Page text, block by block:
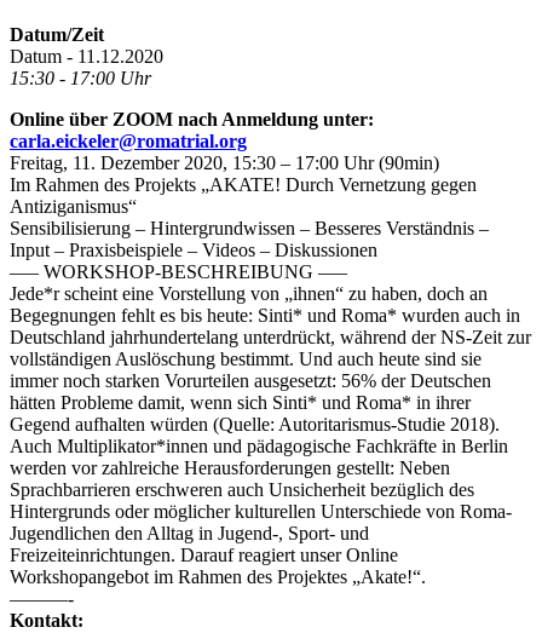
Datum/Zeit
Datum - 11.12.2020
15:30 - 17:00 Uhr
Online über ZOOM nach Anmeldung unter:
carla.eickeler@romatrial.org
Freitag, 11. Dezember 2020, 15:30 – 17:00 Uhr (90min)
Im Rahmen des Projekts „AKATE! Durch Vernetzung gegen
Antiziganismus“
Sensibilisierung – Hintergrundwissen – Besseres Verständnis –
Input – Praxisbeispiele – Videos – Diskussionen
—– WORKSHOP-BESCHREIBUNG —–
Jede*r scheint eine Vorstellung von „ihnen“ zu haben, doch an
Begegnungen fehlt es bis heute: Sinti* und Roma* wurden auch in
Deutschland jahrhundertelang unterdrückt, während der NS-Zeit zur
vollständigen Auslöschung bestimmt. Und auch heute sind sie
immer noch starken Vorurteilen ausgesetzt: 56% der Deutschen
hätten Probleme damit, wenn sich Sinti* und Roma* in ihrer
Gegend aufhalten würden (Quelle: Autoritarismus-Studie 2018).
Auch Multiplikator*innen und pädagogische Fachkräfte in Berlin
werden vor zahlreiche Herausforderungen gestellt: Neben
Sprachbarrieren erschweren auch Unsicherheit bezüglich des
Hintergrunds oder möglicher kulturellen Unterschiede von Roma-
Jugendlichen den Alltag in Jugend-, Sport- und
Freizeiteinrichtungen. Darauf reagiert unser Online
Workshopangebot im Rahmen des Projektes „Akate!“.
———-
Kontakt: